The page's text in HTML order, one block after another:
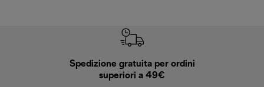
Spedizione gratuita per ordini
superiori a 49€